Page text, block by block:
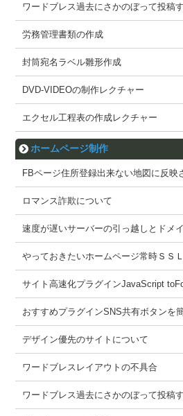
ワードブレス過去にさかのぼって投稿す
労務管理書類の作成
封筒宛名ラベル雛形作成
DVD-VIDEOの制作レクチャー
エクセル工程表の作成レクチャー
ホームページ制作
FBページ住所登録出来ない地図に反映
ロマンス詐欺について
速度が遅いサーバーの引っ越しとドメ
やっておきたいホームページ常時ＳＳＬ
サイト高速化プラグインJavaScript
おすすめプラグインSNS共有ボタンを
デザイン優先のサイトについて
ワードブレスレイアウトの不具合
ワードブレス過去にさかのぼって投稿す